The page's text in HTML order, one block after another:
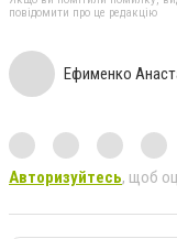
повідомити про це редакцію
Ефименко
Авторизуйтесь, щоб